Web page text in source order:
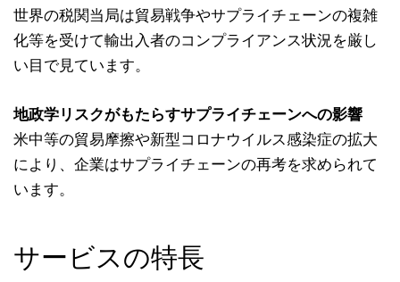
世界の税関当局は貿易戦争やサプライチェーンの複雑
化等を受けて輸出入者のコンプライアンス状況を厳し
い目で見ています。
地政学リスクがもたらすサプライチェーンへの影響
米中等の貿易摩擦や新型コロナウイルス感染症の拡大
により、企業はサプライチェーンの再考を求められて
います。
サービスの特長